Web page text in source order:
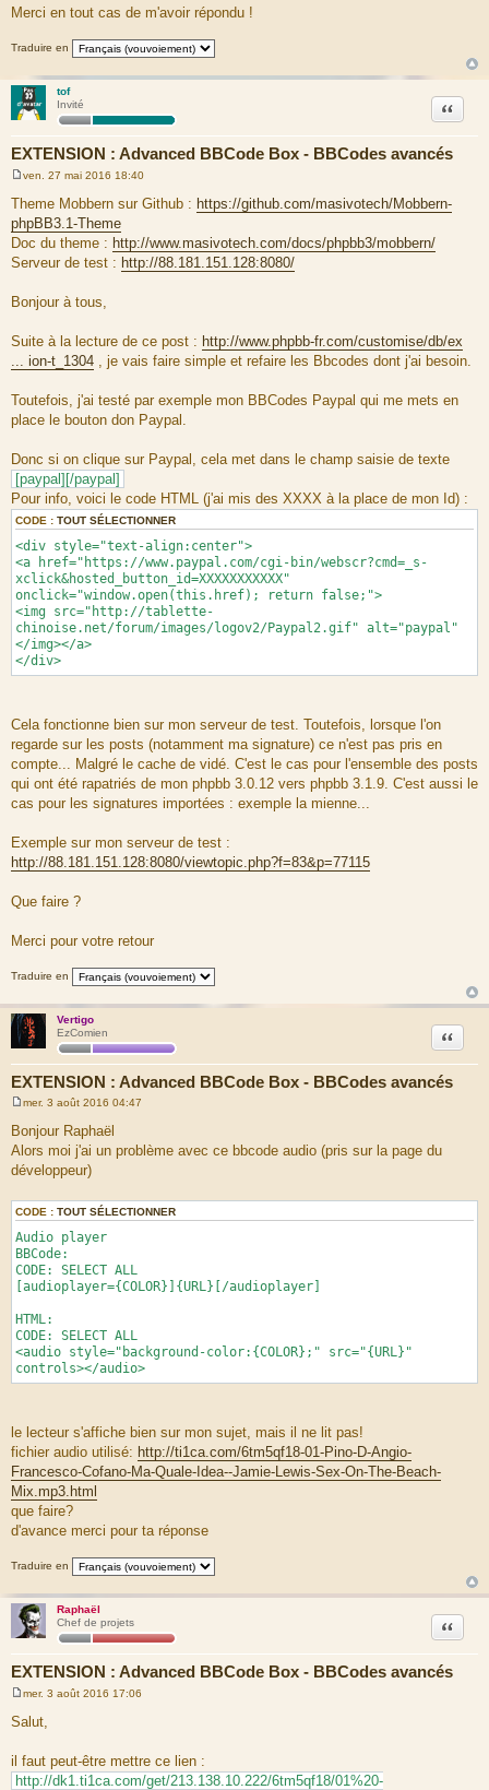
Merci en tout cas de m'avoir répondu !
Traduire en
tof
Invité
EXTENSION : Advanced BBCode Box - BBCodes avancés
Citation
s
s
g
e
ven. 27 mai 2016 18:40
Theme Mobbern sur Github : https://github.com/masivotech/Mobbern-
phpBB3.1-Theme
Doc du theme : http://www.masivotech.com/docs/phpbb3/mobbern/
Serveur de test : http://88.181.151.128:8080/
Bonjour à tous,
Suite à la lecture de ce post : http://www.phpbb-fr.com/customise/db/ex
... ion-t_1304 , je vais faire simple et refaire les Bbcodes dont j'ai besoin.
Toutefois, j'ai testé par exemple mon BBCodes Paypal qui me mets en
place le bouton don Paypal.
Donc si on clique sur Paypal, cela met dans le champ saisie de texte
[paypal][/paypal]
Pour info, voici le code HTML (j'ai mis des XXXX à la place de mon Id) :
CODE : TOUT SÉLECTIONNER
<div style="text-align:center">
<a href="https://www.paypal.com/cgi-bin/webscr?cmd=_s-
xclick&hosted_button_id=XXXXXXXXXXX"
onclick="window.open(this.href); return false;">
<img src="http://tablette-
chinoise.net/forum/images/logov2/Paypal2.gif" alt="paypal"
</img></a>
</div>
Cela fonctionne bien sur mon serveur de test. Toutefois, lorsque l'on
regarde sur les posts (notamment ma signature) ce n'est pas pris en
compte... Malgré le cache de vidé. C'est le cas pour l'ensemble des posts
qui ont été rapatriés de mon phpbb 3.0.12 vers phpbb 3.1.9. C'est aussi le
cas pour les signatures importées : exemple la mienne...
Exemple sur mon serveur de test :
http://88.181.151.128:8080/viewtopic.php?f=83&p=77115
Que faire ?
Merci pour votre retour
Traduire en
Vertigo
EzComien
EXTENSION : Advanced BBCode Box - BBCodes avancés
Citation
s
s
a
g
mer. 3 août 2016 04:47
Bonjour Raphaël
Alors moi j'ai un problème avec ce bbcode audio (pris sur la page du
développeur)
CODE : TOUT SÉLECTIONNER
Audio player
BBCode:
CODE: SELECT ALL
[audioplayer={COLOR}]{URL}[/audioplayer]
HTML:
CODE: SELECT ALL
<audio style="background-color:{COLOR};" src="{URL}"
controls></audio>
le lecteur s'affiche bien sur mon sujet, mais il ne lit pas!
fichier audio utilisé: http://ti1ca.com/6tm5qf18-01-Pino-D-Angio-
Francesco-Cofano-Ma-Quale-Idea--Jamie-Lewis-Sex-On-The-Beach-
Mix.mp3.html
que faire?
d'avance merci pour ta réponse
Traduire en
Raphaël
Chef de projets
EXTENSION : Advanced BBCode Box - BBCodes avancés
Citation
e
s
a
g
e
mer. 3 août 2016 17:06
Salut,
il faut peut-être mettre ce lien :
http://dk1.ti1ca.com/get/213.138.10.222/6tm5qf18/01%20-